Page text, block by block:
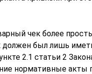
чек более
должен был лишь
2.1 статьи 2
нормативные акты